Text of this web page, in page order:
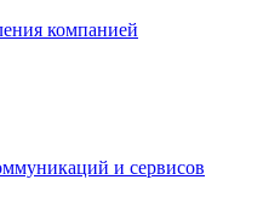
компанией
и сервисов